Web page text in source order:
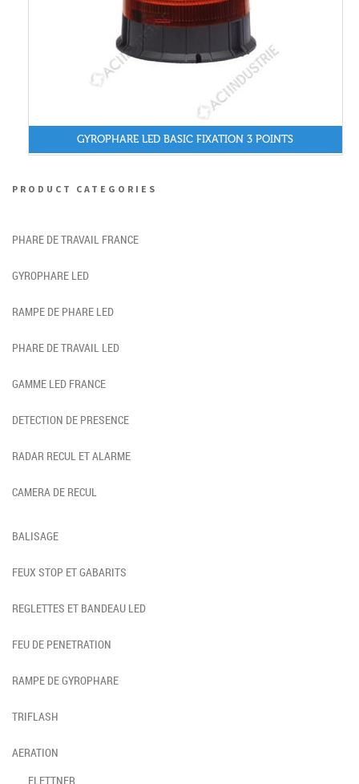
GYROPHARE LED BASIC FIXATION 3 POINTS
PRODUCT CATEGORIES
PHARE DE TRAVAIL FRANCE
GYROPHARE LED
RAMPE DE PHARE LED
PHARE DE TRAVAIL LED
GAMME LED FRANCE
DETECTION DE PRESENCE
RADAR RECUL ET ALARME
CAMERA DE RECUL
BALISAGE
FEUX STOP ET GABARITS
REGLETTES ET BANDEAU LED
FEU DE PENETRATION
RAMPE DE GYROPHARE
TRIFLASH
AERATION
FLETTNER